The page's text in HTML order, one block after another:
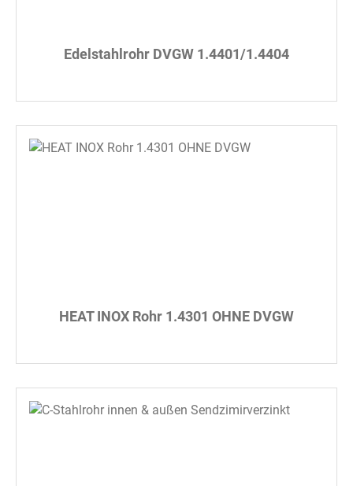
Edelstahlrohr DVGW 1.4401/1.4404
HEAT INOX Rohr 1.4301 OHNE DVGW